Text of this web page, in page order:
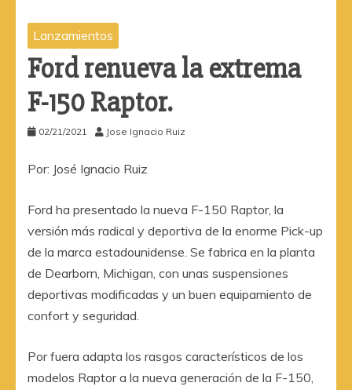
Lanzamientos
Ford renueva la extrema
F-150 Raptor.
02/21/2021 Jose Ignacio Ruiz
Por: José Ignacio Ruiz
Ford ha presentado la nueva F-150 Raptor, la
versión más radical y deportiva de la enorme Pick-up
de la marca estadounidense. Se fabrica en la planta
de Dearborn, Michigan, con unas suspensiones
deportivas modificadas y un buen equipamiento de
confort y seguridad.
Por fuera adapta los rasgos característicos de los
modelos Raptor a la nueva generación de la F-150,